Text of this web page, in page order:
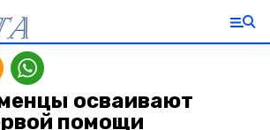
осваивают
помощи